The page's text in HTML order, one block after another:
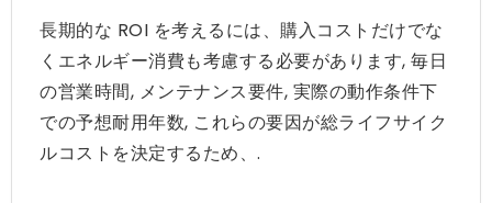
長期的な ROI を考えるには、購入コストだけでな
くエネルギー消費も考慮する必要があります, 毎日
の営業時間, メンテナンス要件, 実際の動作条件下
での予想耐用年数, これらの要因が総ライフサイク
ルコストを決定するため、.